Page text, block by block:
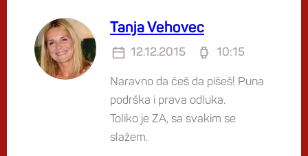
Tanja Vehovec
12.12.2015 10:15
Naravno da ćeš da pišeš! Puna
podrška i prava odluka.
Toliko je ZA, sa svakim se
slažem.